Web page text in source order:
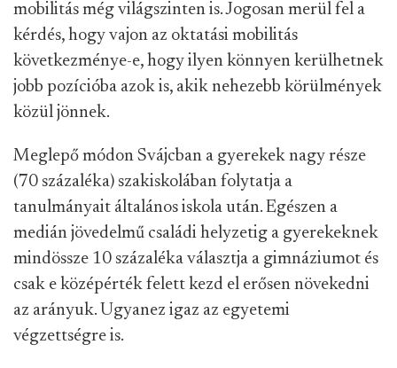
mobilitás még világszinten is. Jogosan merül fel a
kérdés, hogy vajon az oktatási mobilitás
következménye-e, hogy ilyen könnyen kerülhetnek
jobb pozícióba azok is, akik nehezebb körülmények
közül jönnek.
Meglepő módon Svájcban a gyerekek nagy része
(70 százaléka) szakiskolában folytatja a
tanulmányait általános iskola után. Egészen a
medián jövedelmű családi helyzetig a gyerekeknek
mindössze 10 százaléka választja a gimnáziumot és
csak e középérték felett kezd el erősen növekedni
az arányuk. Ugyanez igaz az egyetemi
végzettségre is.